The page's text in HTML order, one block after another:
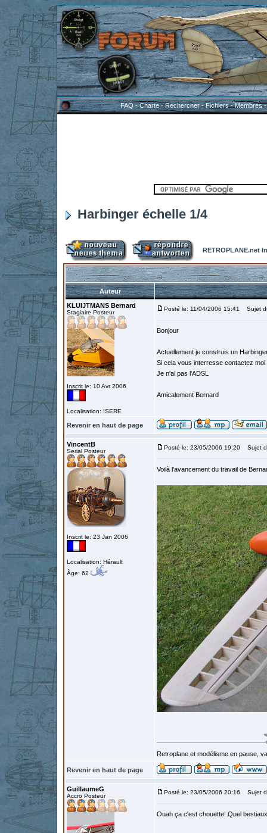
FAQ-Charte-Rechercher-Fichiers-Membres
Harbinger échelle 1/4
RETROPLANE.net
Auteur
KLUIJTMANS Bernard
Stagiaire Posteur
Inscrit le: 10 Avr 2006
Localisation: ISERE
Posté le: 11/04/2006 15:41 Sujet
Bonjour
Actuellement je construis un
Si cela vous interresse contactez moi
Je n'ai pas l'ADSL
Amicalement Bernard
Revenir en haut de page
VincentB
Serial Posteur
Inscrit le: 23 Jan 2006
Localisation: Hérault
Âge: 62
Posté le: 23/05/2006 19:20 Sujet
Voilà l'avancement du travail de
Retroplane et modélisme en pause,
Revenir en haut de page
GuillaumeG
Accro Posteur
Posté le: 23/05/2006 20:16 Sujet
Ouah ça c'est chouette! Quel